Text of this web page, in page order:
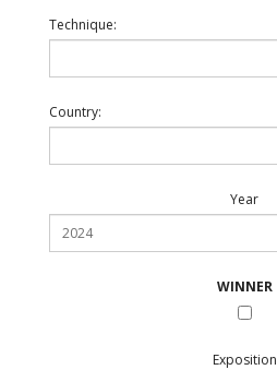
Technique:
Country:
Year
WINNER
Exposition